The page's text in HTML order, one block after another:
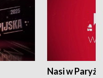
Nasi w Paryżu